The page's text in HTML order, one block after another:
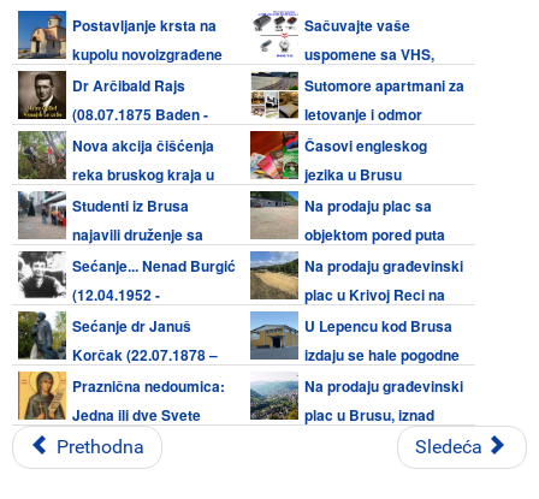
Postavljanje krsta na
kupolu novoizgrađene
crkve u Šošićima u nedelju 9.
avgusta
Dr Arčibald Rajs
(08.07.1875 Baden -
08.08.1929 Beograd)
Nova akcija čišćenja
reka bruskog kraja u
subotu 08. avgusta 2026.
Studenti iz Brusa
najavili druženje sa
meštanima bruskog kraja 08.
avgusta
Sećanje... Nenad Burgić
(12.04.1952 -
07.08.1990)Sećanje dr Januš
Korčak (22.07.1878 –
07.08.1942.) - Zaštitnik i prijatelj
dece
Praznična nedoumica:
Jedna ili dve Svete
Petke (08. avgust i 27. oktobar)
Sačuvajte vaše
uspomene sa VHS,
Video 8, Hi8, Mini DV kaseta i
audio kaseta
Sutomore apartmani za
letovanje i odmor
Časovi engleskog
jezika u Brusu
Na prodaju plac sa
objektom pored puta
Kruševac - BrusNa prodaju građevinski
plac u Krivoj Reci na
KopaonikuU Lepencu kod Brusa
izdaju se hale pogodne
za razne delatnosti
Na prodaju građevinski
plac u Brusu, iznad
Prethodna Sledeća